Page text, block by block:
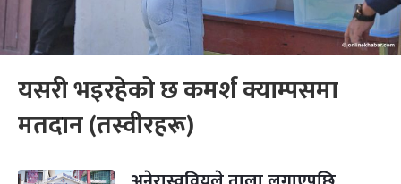
यसरी भइरहेको छ कमर्श क्याम्पसमा
मतदान (तस्वीरहरू)